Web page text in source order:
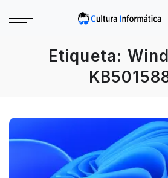
Etiqueta: